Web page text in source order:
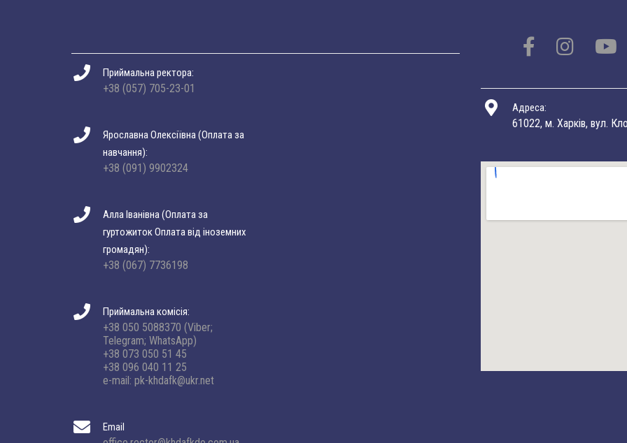
Приймальна ректора:
+38 (057) 705-23-01
Ярославна Олексіївна (Оплата за
навчання):
+38 (091) 9902324
Алла Іванівна (Оплата за
гуртожиток Оплата від іноземних
громадян):
+38 (067) 7736198
Приймальна комісія:
+38 050 5088370 (Viber;
Telegram; WhatsApp)
+38 073 050 51 45
+38 096 040 11 25
e-mail: pk-khdafk@ukr.net
Email
Адреса:
61022, м. Харків, вул.